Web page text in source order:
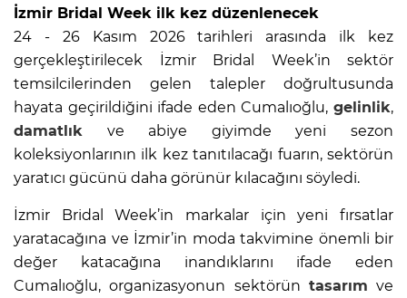
İzmir Bridal Week ilk kez düzenlenecek
24 - 26 Kasım 2026 tarihleri arasında ilk kez
gerçekleştirilecek İzmir Bridal Week’in sektör
temsilcilerinden gelen talepler doğrultusunda
hayata geçirildiğini ifade eden Cumalıoğlu, gelinlik,
damatlık ve abiye giyimde yeni sezon
koleksiyonlarının ilk kez tanıtılacağı fuarın, sektörün
yaratıcı gücünü daha görünür kılacağını söyledi.
İzmir Bridal Week’in markalar için yeni fırsatlar
yaratacağına ve İzmir’in moda takvimine önemli bir
değer katacağına inandıklarını ifade eden
Cumalıoğlu, organizasyonun sektörün tasarım ve